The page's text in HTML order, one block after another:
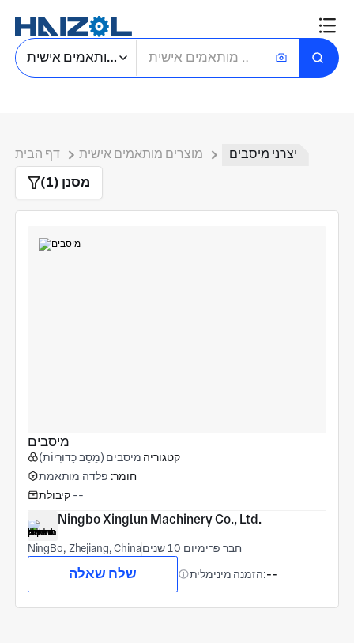
חיפוש חלקים מותאמים אישית
דף הבית מוצרים מותאמים אישית יצרני מיסבים
מסנן (1)
מיסבים
קטגוריה מיסבים (מֵסַב כַדוּרִיוֹת)
חומר: פלדה מותאמת
קיבולת --
Ningbo Xinglun Machinery Co., Ltd.
NingBo, Zhejiang, China חבר פרימיום 10 שנים
שלח שאלה הזמנה מינימלית:--